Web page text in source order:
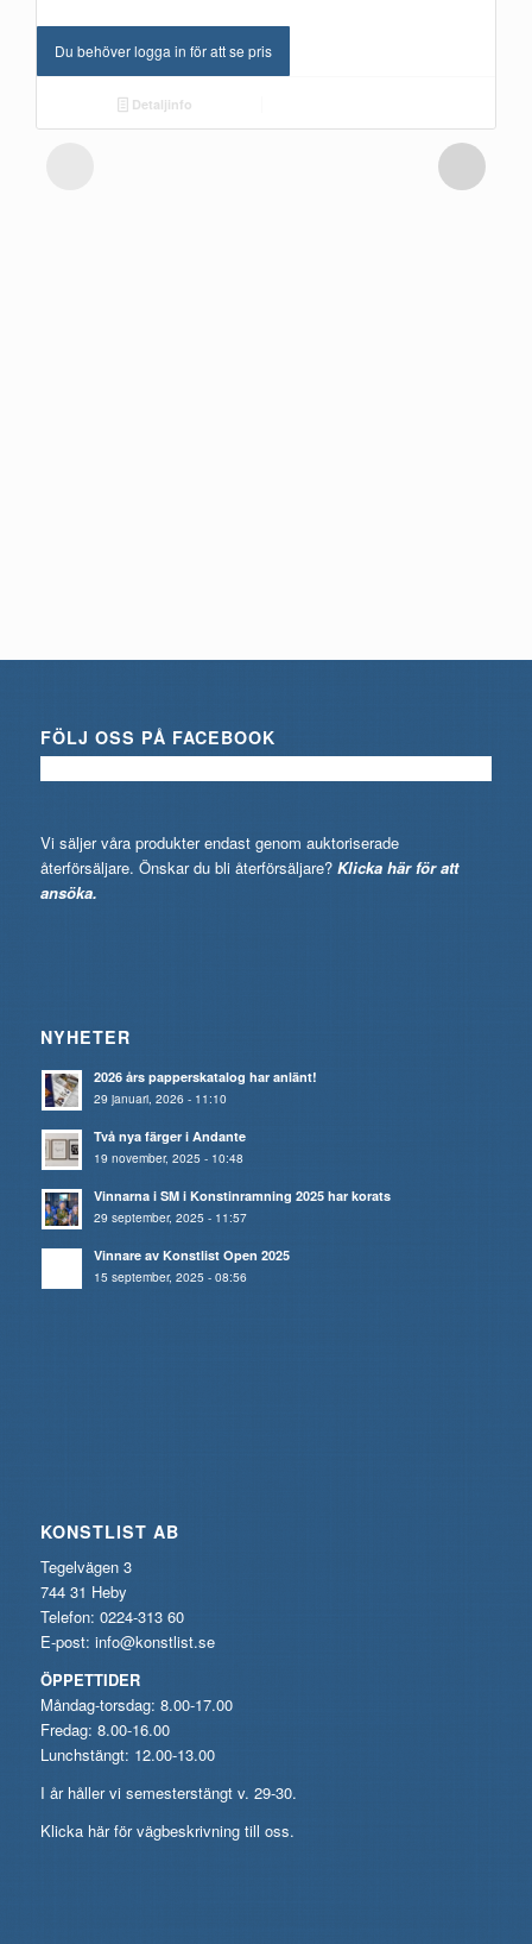
Du behöver logga in för att se pris
Detaljinfo
FÖLJ OSS PÅ FACEBOOK
Vi säljer våra produkter endast genom auktoriserade
återförsäljare. Önskar du bli återförsäljare? Klicka här för att
ansöka.
NYHETER
2026 års papperskatalog har anlänt!
29 januari, 2026 - 11:10
Två nya färger i Andante
19 november, 2025 - 10:48
Vinnarna i SM i Konstinramning 2025 har korats
29 september, 2025 - 11:57
Vinnare av Konstlist Open 2025
15 september, 2025 - 08:56
KONSTLIST AB
Tegelvägen 3
744 31 Heby
Telefon: 0224-313 60
E-post: info@konstlist.se
ÖPPETTIDER
Måndag-torsdag: 8.00-17.00
Fredag: 8.00-16.00
Lunchstängt: 12.00-13.00
I år håller vi semesterstängt v. 29-30.
Klicka här för vägbeskrivning till oss.